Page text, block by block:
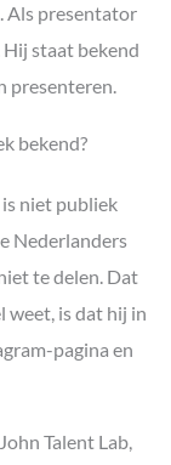
Als presentator
staat bekend
presenteren.
bekend?
niet publiek
Nederlanders
te delen. Dat
weet, is dat hij in
pagina en
Talent Lab,